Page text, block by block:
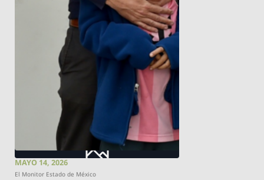
MAYO 14, 2026
El Monitor Estado de México